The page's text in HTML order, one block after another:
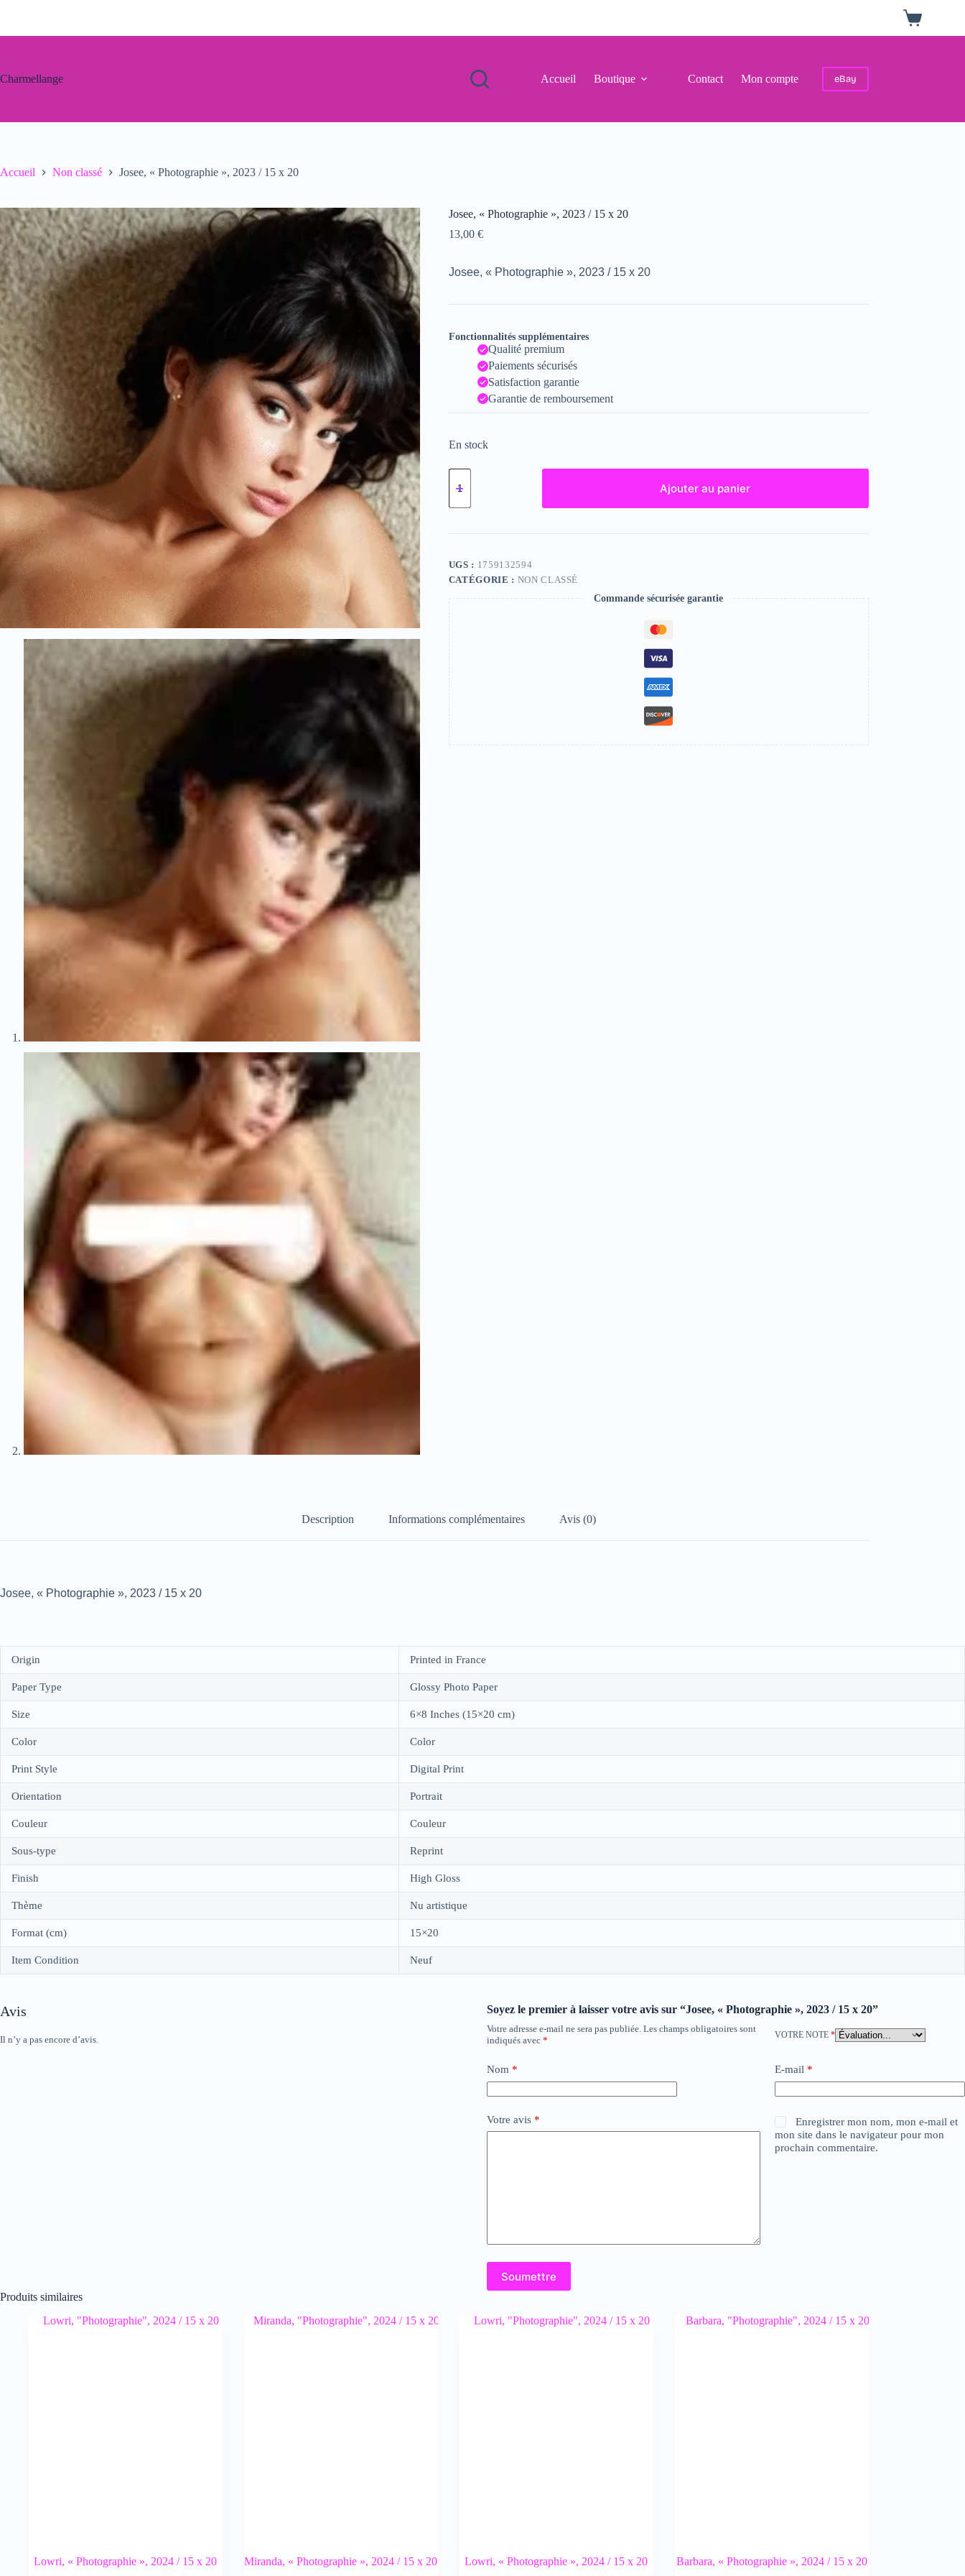
Panier
d’achat
Charmellange Accueil Boutique Contact Mon compte eBay
Accueil Non classé Josee, « Photographie », 2023 / 15 x 20
Josee, « Photographie », 2023 / 15 x 20
13,00 €
Josee, « Photographie », 2023 / 15 x 20
Fonctionnalités supplémentaires
Qualité premium
Paiements sécurisés
Satisfaction garantie
Garantie de remboursement
En stock
quantité
de
"Photographie",
/
x
20
Ajouter au panier
UGS : 1759132594
CATÉGORIE : NON CLASSÉ
Commande sécurisée garantie
Description Informations complémentaires Avis (0)
Josee, « Photographie », 2023 / 15 x 20
Origin Printed in France
Paper Type Glossy Photo Paper
Size 6×8 Inches (15×20 cm)
Color Color
Print Style Digital Print
Orientation Portrait
Couleur Couleur
Sous-type Reprint
Finish High Gloss
Thème Nu artistique
Format (cm) 15×20
Item Condition Neuf
Avis
Il n’y a pas encore d’avis.
Soyez le premier à laisser votre avis sur “Josee, « Photographie », 2023 / 15 x 20”
Votre adresse e-mail ne sera pas publiée. Les champs obligatoires sont
indiqués avec *
VOTRE NOTE *
Nom * E-mail *
Votre avis *
Enregistrer mon nom, mon e-mail et
mon site dans le navigateur pour mon
prochain commentaire.
Soumettre
Produits similaires
Lowri, « Photographie », 2024 / 15 x 20
Miranda, « Photographie », 2024 / 15 x 20
Lowri, « Photographie », 2024 / 15 x 20
Barbara, « Photographie », 2024 / 15 x 20